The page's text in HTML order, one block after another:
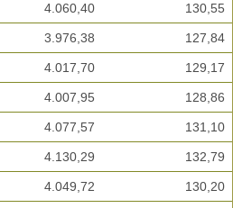
4.060,40 130,55
3.976,38 127,84
4.017,70 129,17
4.007,95 128,86
4.077,57 131,10
4.130,29 132,79
4.049,72 130,20